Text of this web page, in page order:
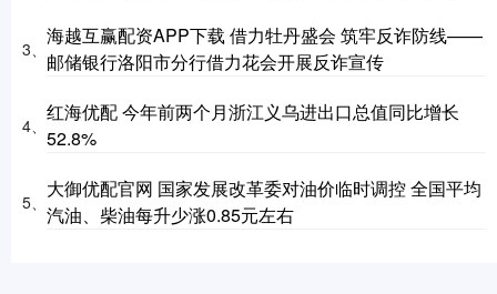
3、
海越互赢配资APP下载 借力牡丹盛会 筑牢反诈防线——
邮储银行洛阳市分行借力花会开展反诈宣传
4、
红海优配 今年前两个月浙江义乌进出口总值同比增长
52.8%
5、
大御优配官网 国家发展改革委对油价临时调控 全国平均
汽油、柴油每升少涨0.85元左右